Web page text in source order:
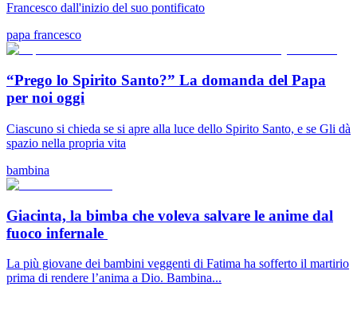
Francesco dall'inizio del suo pontificato
papa francesco
“Prego lo Spirito Santo?” La domanda del Papa
per noi oggi
Ciascuno si chieda se si apre alla luce dello Spirito Santo, e se Gli dà
spazio nella propria vita
bambina
Giacinta, la bimba che voleva salvare le anime dal
fuoco infernale
La più giovane dei bambini veggenti di Fatima ha sofferto il martirio
prima di rendere l’anima a Dio. Bambina...